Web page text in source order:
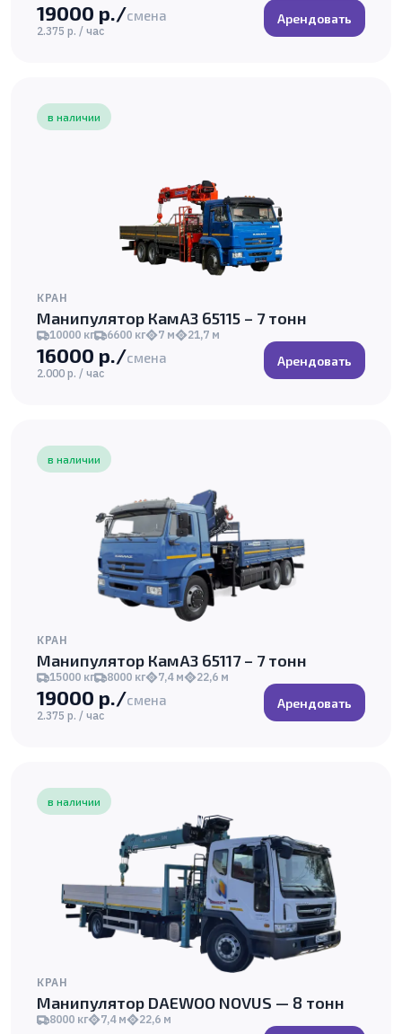
19000 р./смена
2.375 р. / час
Арендовать
в наличии
КРАН
Манипулятор КамАЗ 65115 – 7 тонн
10000 кг 6600 кг 7 м 21,7 м
16000 р./смена
2.000 р. / час
Арендовать
в наличии
КРАН
Манипулятор КамАЗ 65117 – 7 тонн
15000 кг 8000 кг 7,4 м 22,6 м
19000 р./смена
2.375 р. / час
Арендовать
в наличии
КРАН
Манипулятор DAEWOO NOVUS — 8 тонн
8000 кг 7,4 м 22,6 м